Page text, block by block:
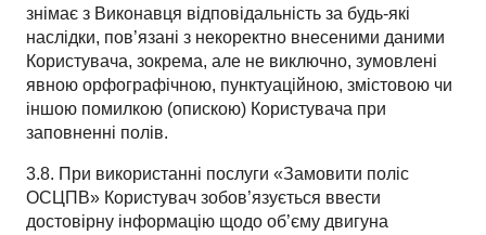
знімає з Виконавця відповідальність за будь-які
наслідки, пов’язані з некоректно внесеними даними
Користувача, зокрема, але не виключно, зумовлені
явною орфографічною, пунктуаційною, змістовою чи
іншою помилкою (опискою) Користувача при
заповненні полів.
3.8. При використанні послуги «Замовити поліс
ОСЦПВ» Користувач зобов’язується ввести
достовірну інформацію щодо об’єму двигуна